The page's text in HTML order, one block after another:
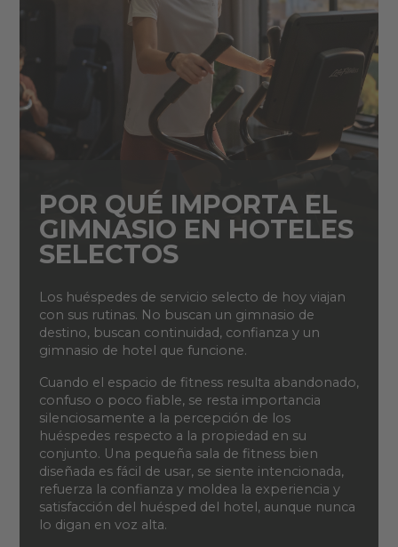
POR QUÉ IMPORTA EL
GIMNASIO EN HOTELES
SELECTOS
Los huéspedes de servicio selecto de hoy viajan
con sus rutinas. No buscan un gimnasio de
destino, buscan continuidad, confianza y un
gimnasio de hotel que funcione.
Cuando el espacio de fitness resulta abandonado,
confuso o poco fiable, se resta importancia
silenciosamente a la percepción de los
huéspedes respecto a la propiedad en su
conjunto. Una pequeña sala de fitness bien
diseñada es fácil de usar, se siente intencionada,
refuerza la confianza y moldea la experiencia y
satisfacción del huésped del hotel, aunque nunca
lo digan en voz alta.